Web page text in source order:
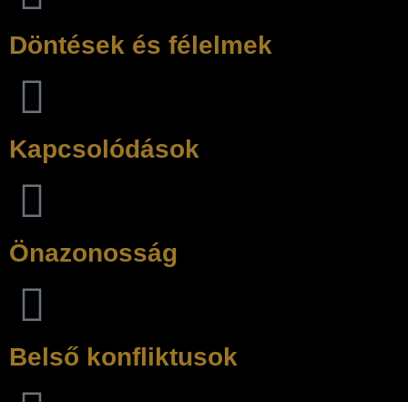
Döntések és félelmek
Kapcsolódások
Önazonosság
Belső konfliktusok